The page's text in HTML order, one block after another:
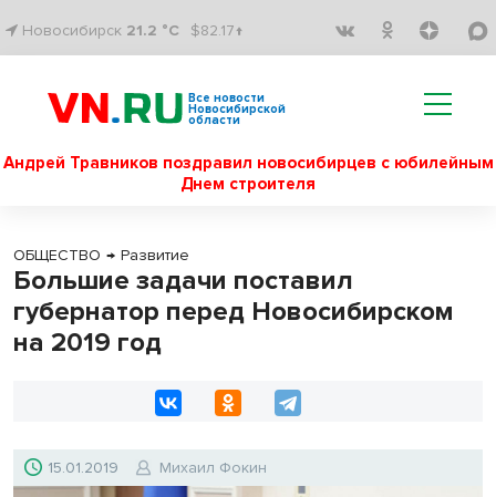
Новосибирск 21.2 °C $82.17↑
Все новости
Новосибирской
области
Андрей Травников поздравил новосибирцев с юбилейным
Днем строителя
ОБЩЕСТВО → Развитие
Большие задачи поставил
губернатор перед Новосибирском
на 2019 год
15.01.2019 Михаил Фокин